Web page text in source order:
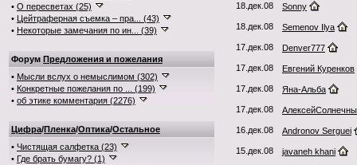
• О пересветах (25)
• Цейтраферная съемка – пра... (43)
• Некоторые замечания по ин... (39)
Форум Предложения и пожелания
• Мысли вслух о немыслимом (302)
• Конкретные пожелания по ... (199)
• об этике комментария (2276)
Цифра/Пленка/Оптика/Остальное
• Чистящая салфетка (23)
• Где брать бумагу? (1)
18.дек.08 Sonny
18.дек.08 Semenov Ilya
17.дек.08 Denver777
17.дек.08 Евгений Куренков
17.дек.08 Яна-Альба
17.дек.08
16.дек.08 Andronov Serguei
15.дек.08 javaneh khani